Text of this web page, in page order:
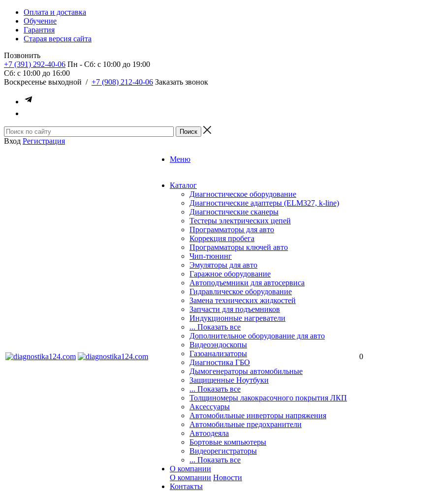
Оплата и доставка
Обучение
Гарантия
Старая версия сайта
Позвонить
+7 (391) 292-40-06 Пн - Сб: c 10:00 до 19:00
Сб: c 10:00 до 16:00
​Воскресенье выходной / +7 (908) 212-40-06 Заказать звонок
Вход Регистрация
Меню
Каталог
Диагностическое оборудование
Диагностические адаптеры (ELM327, k-line)
Диагностические сканеры
Тестеры электрических цепей
Программаторы для авто
Коррекция пробега
Программаторы ключей авто
Чип-тюнинг
Эмуляторы для авто
Гаражное оборудование
Автоподъемники для автосервиса
Гидравлическое оборудование
Замена технических жидкостей
Запчасти для подъемников
Индукционные нагреватели
... Показать все
Дополнительное оборудование для авто
Видеоэндоскопы
Газоанализаторы
Диагностика ГБО
Дымогенераторы автомобильные
Защищенные Ноутбуки
... Показать все
Толщиномеры лакокрасочного покрытия ЛКП
Аксессуары
Автомобильные инверторы напряжения
Автомобильные предохранители
Автоодеяла
Бортовые компьютеры
Видеорегистраторы
... Показать все
О компании
О компании Новости
Контакты
0